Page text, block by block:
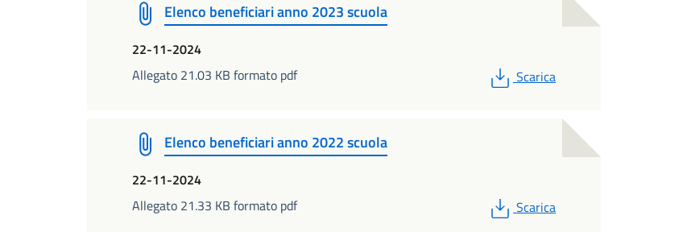
Elenco beneficiari anno 2023 scuola
22-11-2024
Allegato 21.03 KB formato pdf
PDF
Scarica
Elenco beneficiari anno 2022 scuola
22-11-2024
Allegato 21.33 KB formato pdf
PDF
Scarica